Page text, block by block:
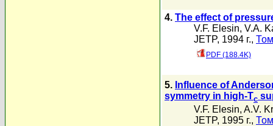
4. The effect of
V.F. Elesin, V.A.
JETP, 1994 г.,
PDF (188.4K)
5. Influence of
symmetry in high-Tc
V.F. Elesin, A.V.
JETP, 1995 г.,